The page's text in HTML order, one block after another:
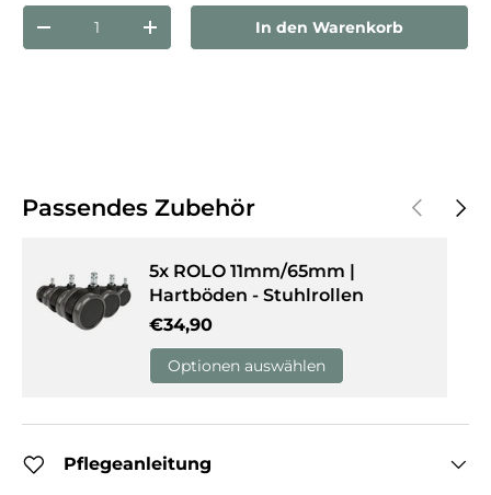
Anzahl
Menge verringernMenge erhöhenIn den Warenkorb
Passendes Zubehör Vorherige
5x ROLO 11mm/65mm |
Hartböden - Stuhlrollen
Normaler Preis
€34,90
Optionen auswählen
Pflegeanleitung